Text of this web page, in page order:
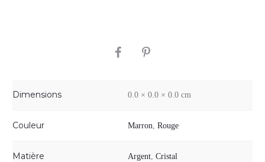
SHARE
Dimensions 0.0 × 0.0 × 0.0 cm
Couleur Marron Rouge
Matière Argent Cristal